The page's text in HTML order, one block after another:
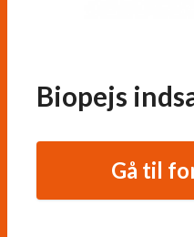
Biopejs
Gå til